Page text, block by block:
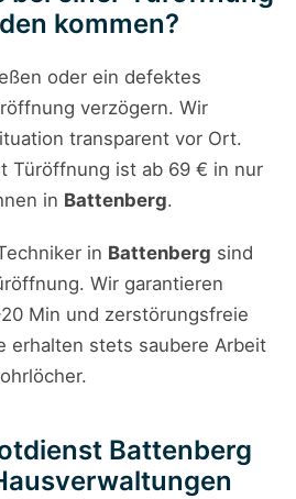
kommen?
oder ein defektes
verzögern. Wir
transparent vor Ort.
Türöffnung ist ab 69 € in nur
in Battenberg.
in Battenberg sind
Wir garantieren
Min und zerstörungsfreie
erhalten stets saubere Arbeit
Battenberg